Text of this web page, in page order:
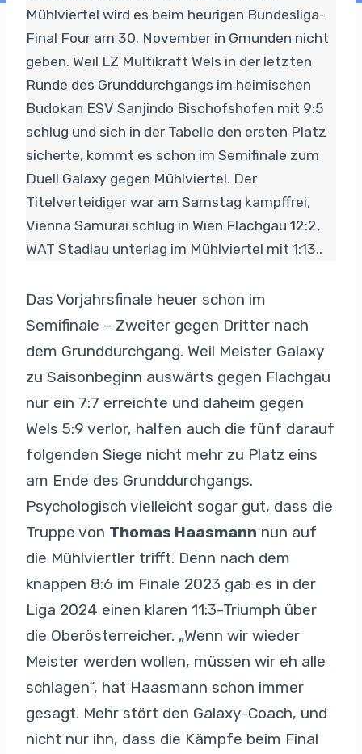
Mühlviertel wird es beim heurigen Bundesliga-
Final Four am 30. November in Gmunden nicht
geben. Weil LZ Multikraft Wels in der letzten
Runde des Grunddurchgangs im heimischen
Budokan ESV Sanjindo Bischofshofen mit 9:5
schlug und sich in der Tabelle den ersten Platz
sicherte, kommt es schon im Semifinale zum
Duell Galaxy gegen Mühlviertel. Der
Titelverteidiger war am Samstag kampffrei,
Vienna Samurai schlug in Wien Flachgau 12:2,
WAT Stadlau unterlag im Mühlviertel mit 1:13..
Das Vorjahrsfinale heuer schon im
Semifinale – Zweiter gegen Dritter nach
dem Grunddurchgang. Weil Meister Galaxy
zu Saisonbeginn auswärts gegen Flachgau
nur ein 7:7 erreichte und daheim gegen
Wels 5:9 verlor, halfen auch die fünf darauf
folgenden Siege nicht mehr zu Platz eins
am Ende des Grunddurchgangs.
Psychologisch vielleicht sogar gut, dass die
Truppe von Thomas Haasmann nun auf
die Mühlviertler trifft. Denn nach dem
knappen 8:6 im Finale 2023 gab es in der
Liga 2024 einen klaren 11:3-Triumph über
die Oberösterreicher. „Wenn wir wieder
Meister werden wollen, müssen wir eh alle
schlagen“, hat Haasmann schon immer
gesagt. Mehr stört den Galaxy-Coach, und
nicht nur ihn, dass die Kämpfe beim Final